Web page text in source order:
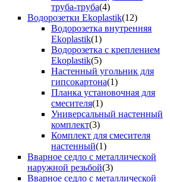
труба-труба(4)
Водорозетки Ekoplastik(12)
Водорозетка внутренняя
Ekoplastik(1)
Водорозетка с креплением
Ekoplastik(5)
Настенный угольник для
гипсокартона(1)
Планка установочная для
смесителя(1)
Универсальный настенный
комплект(3)
Комплект для смесителя
настенный(1)
Вварное седло с металлической
наружной резьбой(3)
Вварное седло с металлической